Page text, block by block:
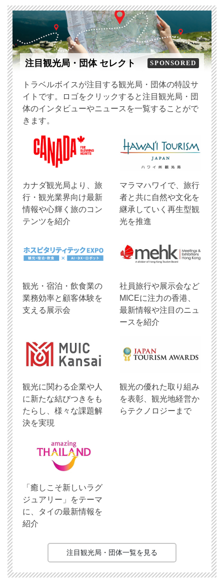
注目観光局・団体 セレクト SPONSORED
トラベルボイスが注目する観光局・団体の特設サ
イトです。ロゴをクリックすると注目観光局・団
体のインタビューやニュースを一覧することがで
きます。
​カナダ観光局より、旅
行・観光業界向け最新
情報や心輝く旅のコン
テンツを紹介
マラマハワイで、旅行
者と共に自然や文化を
継承していく再生型観
光を推進
観光・宿泊・飲食業の
業務効率と顧客体験を
支える展示会
社員旅行や展示会など
MICEに注力の香港、
最新情報や注目のニュ
ースを紹介
観光に関わる企業や人
に新たな結びつきをも
たらし、様々な課題解
決を実現
観光の優れた取り組み
を表彰、観光地経営か
らテクノロジーまで
「癒しこそ新しいラグ
ジュアリー」をテーマ
に、タイの最新情報を
紹介
注目観光局・団体一覧を見る